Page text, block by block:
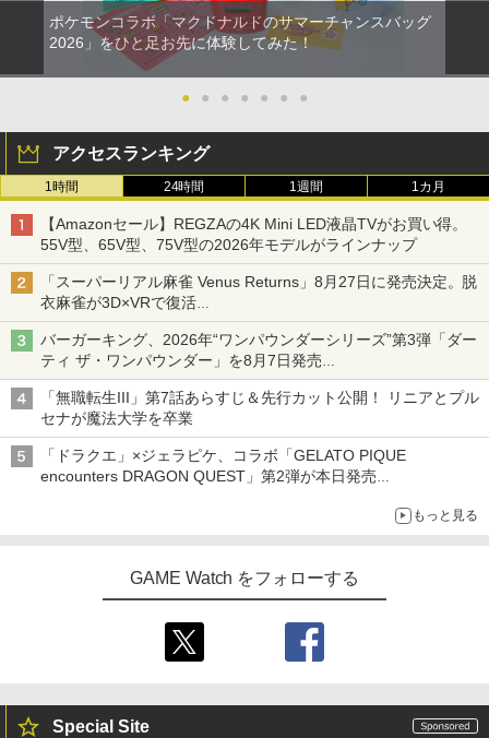
ポケモンコラボ「マクドナルドのサマーチャンスバッグ
2026」をひと足お先に体験してみた！
● ● ● ● ● ● ●
アクセスランキング
1時間 24時間 1週間 1カ月
【Amazonセール】REGZAの4K Mini LED液晶TVがお買い得。
55V型、65V型、75V型の2026年モデルがラインナップ
「スーパーリアル麻雀 Venus Returns」8月27日に発売決定。脱
衣麻雀が3D×VRで復活
発売から2週間は20%オフになるセールが実施
バーガーキング、2026年“ワンパウンダーシリーズ”第3弾「ダー
ティ ザ・ワンパウンダー」を8月7日発売
「特製ガーリックマヨソース」を使用した超大型チーズバーガー
「無職転生III」第7話あらすじ＆先行カット公開！ リニアとプル
セナが魔法大学を卒業
「ドラクエ」×ジェラピケ、コラボ「GELATO PIQUE
encounters DRAGON QUEST」第2弾が本日発売
もっと見る
GAME Watch をフォローする
Special Site